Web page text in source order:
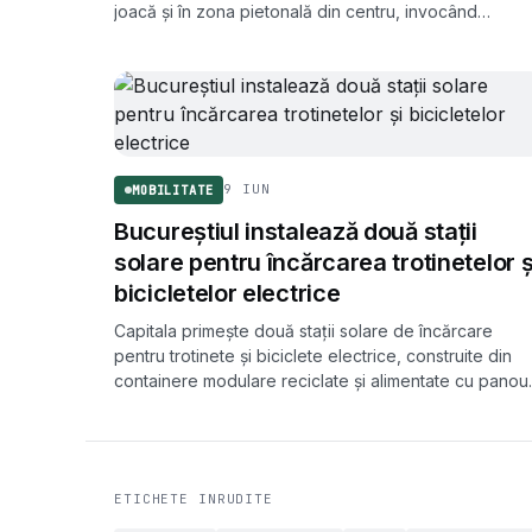
joacă și în zona pietonală din centru, invocând
Consiliului Local.
MOBILITATE 9 IUN
Bucureștiul instalează două stații
solare pentru încărcarea trotinetelor
bicicletelor electrice
Capitala primește două stații solare de încărcare
pentru trotinete și biciclete electrice, construite din
containere modulare reciclate și alimentate cu
ETICHETE INRUDITE